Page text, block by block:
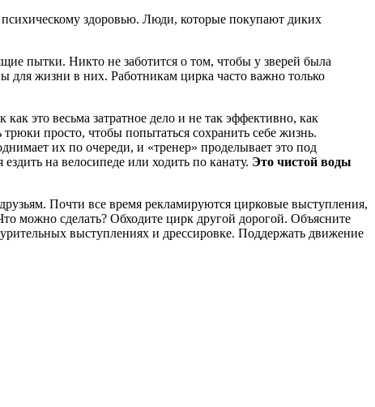
здоровью. Люди, которые покупают диких
пытки. Никто не заботится о том, чтобы у зверей была
для жизни в них. Работникам цирка часто важно только
это весьма затратное дело и не так эффективно, как
просто, чтобы попытаться сохранить себе жизнь.
их по очереди, и «тренер» проделывает это под
на велосипеде или ходить по канату. Это чистой воды
Почти все время рекламируются цирковые выступления,
можно сделать? Обходите цирк другой дорогой. Объясните
выступлениях и дрессировке. Поддержать движение